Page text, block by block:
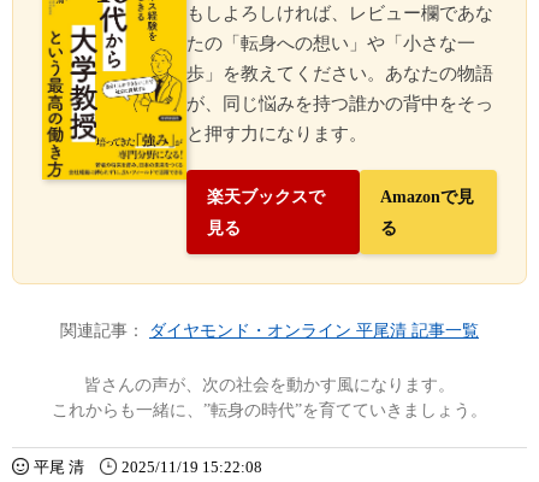
もしよろしければ、レビュー欄であな
たの「転身への想い」や「小さな一
歩」を教えてください。あなたの物語
が、同じ悩みを持つ誰かの背中をそっ
と押す力になります。
楽天ブックスで
見る
Amazonで見
る
関連記事： ダイヤモンド・オンライン 平尾清 記事一覧
皆さんの声が、次の社会を動かす風になります。
これからも一緒に、”転身の時代”を育てていきましょう。
平尾 清 2025/11/19 15:22:08